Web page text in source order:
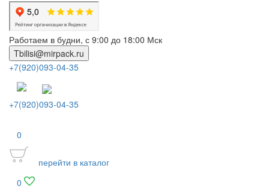
Работаем в будни, с 9:00 до 18:00 Мск
Tbilisi@mirpack.ru
+7(920)093-04-35
+7(920)093-04-35
0
перейти в каталог
0